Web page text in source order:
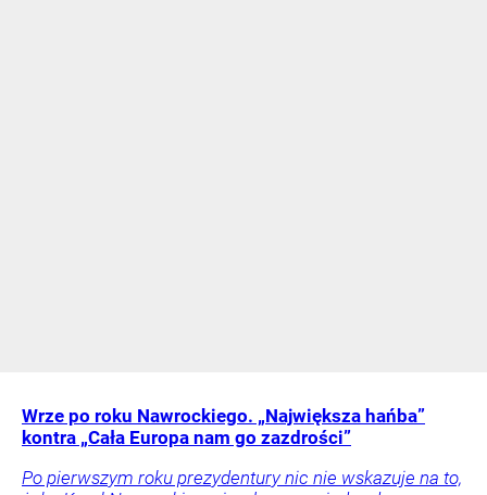
Wrze po roku Nawrockiego. „Największa hańba”
kontra „Cała Europa nam go zazdrości”
Po pierwszym roku prezydentury nic nie wskazuje na to,